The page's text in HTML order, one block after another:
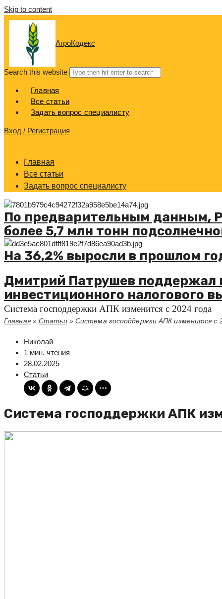
Skip to content
АгроКодекс
Search this website
Главная
Все статьи
Задать вопрос специалисту
Вход / Регистрация
Главная
Все статьи
Задать вопрос специалисту
По предварительным данным,
более 5,7 млн тонн
На 36,2% выросли в прошлом
Дмитрий Патрушев поддержал
инвестиционного налогового
Система господдержки АПК изменится с 2024 года
Главная»Статьи» Система господдержки АПК изменится с
Николай
1 мин. чтения
28.02.2025
Статьи
Система господдержки АПК